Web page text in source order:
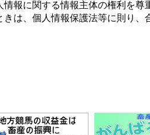
情報に関する情報主体の権利を
きは、個人情報保護法等に則り、